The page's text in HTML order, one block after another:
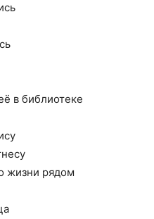
в библиотеке
жизни рядом